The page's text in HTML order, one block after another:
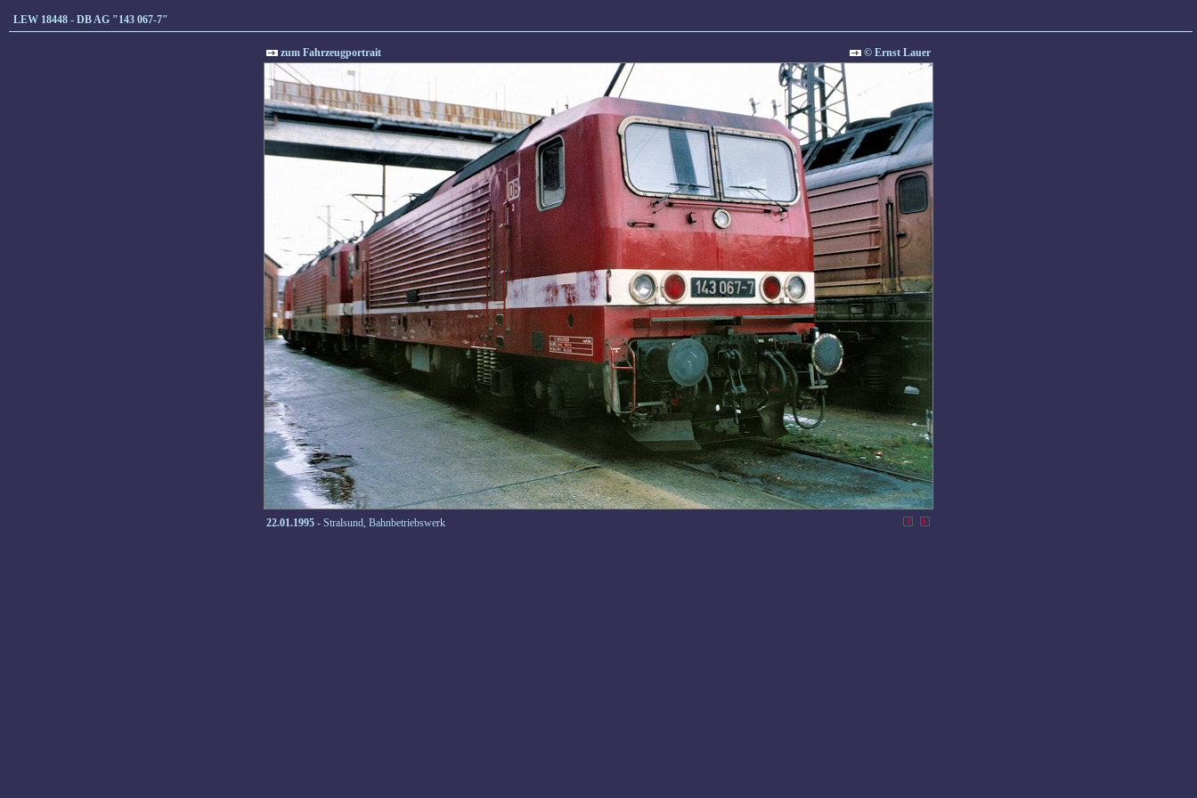
LEW 18448 - DB AG "143 067-7"
zum Fahrzeugportrait © Ernst Lauer
22.01.1995 - Stralsund, Bahnbetriebswerk